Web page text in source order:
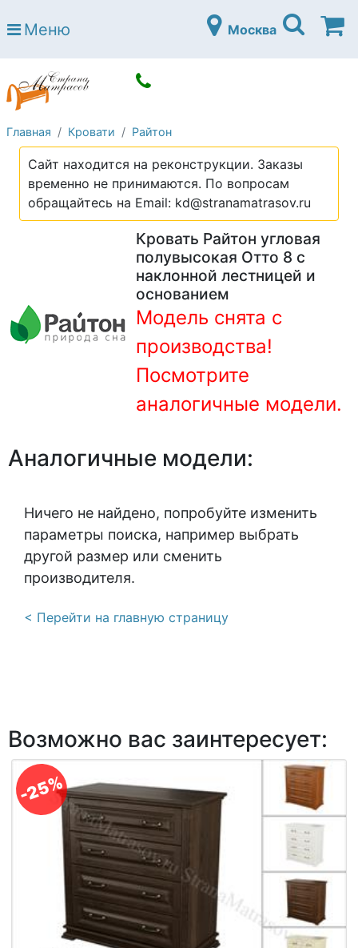
Страна матрасов
Open submenu (Матрасы)
Open submenu (Кровати)
Кровати
Open submenu (Аксессуары)
Open submenu (Диваны)
Диваны
Open submenu (Постельное белье)
Постельное белье
Open submenu (Мебель)
Мебель
Open submenu (Основания)
Open submenu (Детские матрасы)
Детские матрасы
Open submenu (Детские кровати)
Детские кровати
Open submenu (Шкафы)
Шкафы
Меню Москва
Главная Кровати Райтон
Сайт находится на реконструкции. Заказы
временно не принимаются. По вопросам
обращайтесь на Email: kd@stranamatrasov.ru
Кровать Райтон угловая
полувысокая Отто 8 с
наклонной лестницей и
основанием
Модель снята с
производства!
Посмотрите
аналогичные модели.
Аналогичные модели:
Ничего не найдено, попробуйте изменить
параметры поиска, например выбрать
другой размер или сменить
производителя.
< Перейти на главную страницу
Возможно вас заинтересует:
-25%